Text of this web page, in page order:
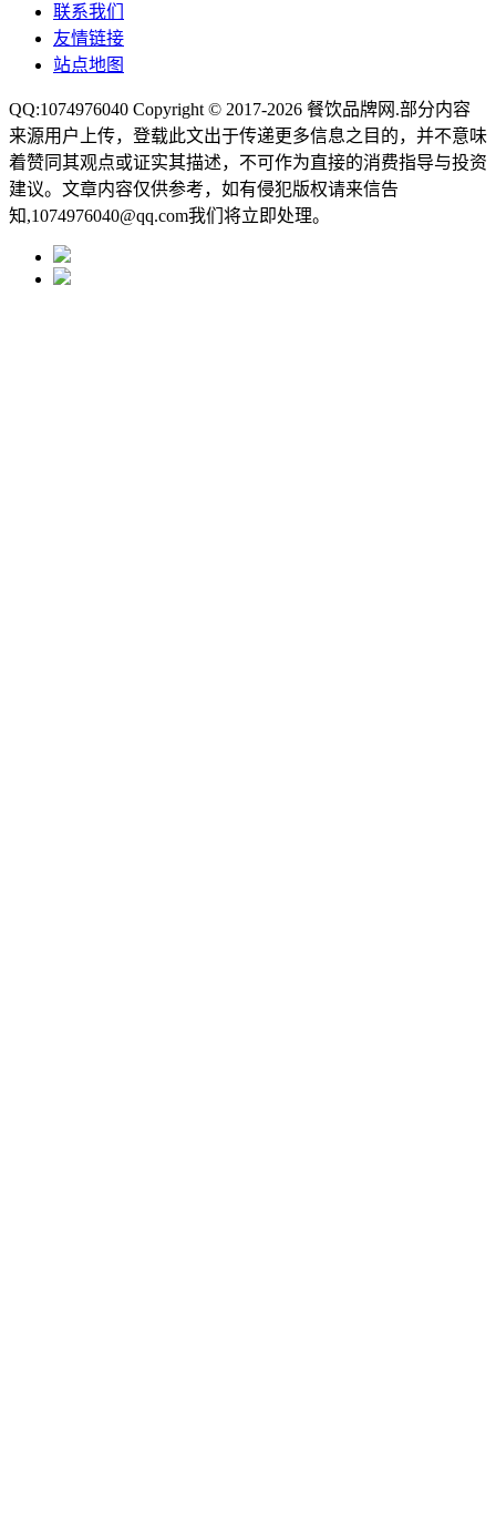
联系我们
友情链接
站点地图
QQ:1074976040 Copyright © 2017-2026 餐饮品牌网 .部分内容
来源用户上传，登载此文出于传递更多信息之目的，并不意味
着赞同其观点或证实其描述，不可作为直接的消费指导与投资
建议。文章内容仅供参考，如有侵犯版权请来信告
知,1074976040@qq.com我们将立即处理。